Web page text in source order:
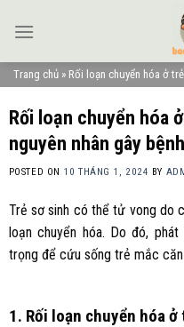
Trang chủ » Rối loạn chuyển hóa ở
Rối loạn chuyển hóa
nguyên nhân gây
POSTED ON 10 THÁNG 1, 2024 BY
Trẻ sơ sinh có thể tử vong do
loạn chuyển hóa. Do đó,
trọng để cứu sống trẻ mắc căn
1. Rối loạn chuyển hóa